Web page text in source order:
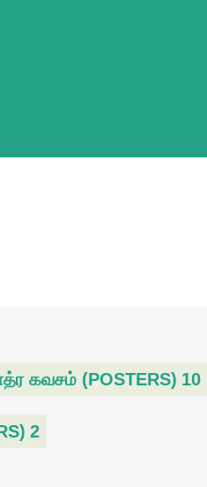
கவசம் (POSTERS) 10
2